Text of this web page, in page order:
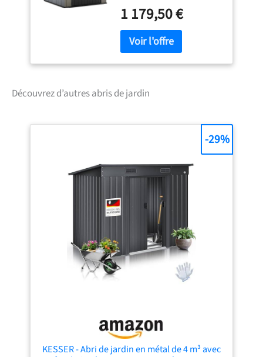
d'entretien. De superbes
murs DUOTECH à la texture
boisée vieillie, une fenêtre
de style victorien, un puits
de lumière sur toute la
doubles accessibles
apportent un style
757 est conçu pour durer du
début à la fin. Son plancher
résistant peut supporter vos
objets les plus lourds. Cet
abri de style a également un
pour permettre à un adulte
de se déplacer librement à
l'intérieur. Cet abri est facile
à assembler grâce à ses
panneaux à rainure et
languette prédécoupés et
est doté d'un système de
1 179,50 €
Découvrez d’autres abris de jardin
KESSER - Abri de jardin en métal de 4 m³ avec
-29%